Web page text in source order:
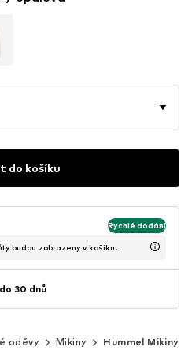
do košíku
Rychlé dodání
budou zobrazeny v košíku.
30 dnů
oděvy Mikiny Hummel Mikiny